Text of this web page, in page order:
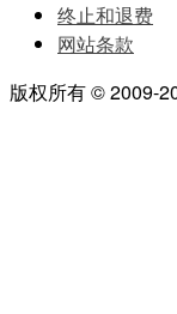
终止和退费
网站条款
版权所有 © 2009-